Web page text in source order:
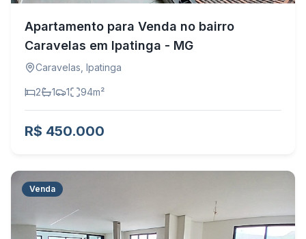
Apartamento para Venda no bairro
Caravelas em Ipatinga - MG
Caravelas Ipatinga
2 1 1 94m²
R$ 450.000
Venda